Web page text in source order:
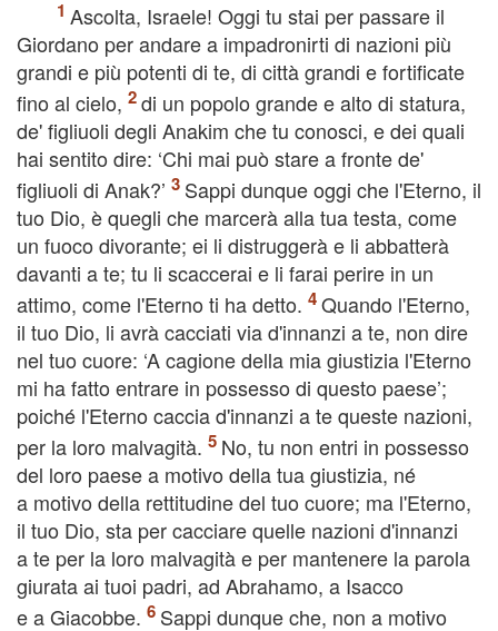
Ascolta, Israele! Oggi tu stai per passare il
Giordano per andare a impadronirti di nazioni più
grandi e più potenti di te, di città grandi e fortificate
fino al cielo,
di un popolo grande e alto di statura,
de' figliuoli degli Anakim che tu conosci, e dei quali
hai sentito dire: ‘Chi mai può stare a fronte de'
figliuoli di Anak?’
Sappi dunque oggi che l'Eterno, il
tuo Dio, è quegli che marcerà alla tua testa, come
un fuoco divorante; ei li distruggerà e li abbatterà
davanti a te; tu li scaccerai e li farai perire in un
attimo, come l'Eterno ti ha detto.
Quando l'Eterno,
il tuo Dio, li avrà cacciati via d'innanzi a te, non dire
nel tuo cuore: ‘A cagione della mia giustizia l'Eterno
mi ha fatto entrare in possesso di questo paese’;
poiché l'Eterno caccia d'innanzi a te queste nazioni,
per la loro malvagità.
No, tu non entri in possesso
del loro paese a motivo della tua giustizia, né
a motivo della rettitudine del tuo cuore; ma l'Eterno,
il tuo Dio, sta per cacciare quelle nazioni d'innanzi
a te per la loro malvagità e per mantenere la parola
giurata ai tuoi padri, ad Abrahamo, a Isacco
e a Giacobbe.
Sappi dunque che, non a motivo